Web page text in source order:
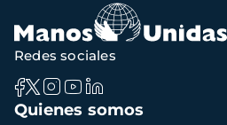
Navegación
Quienes somos
Redes sociales